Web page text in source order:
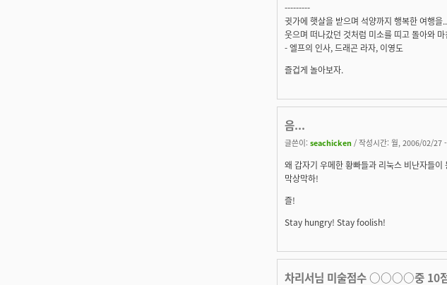
---------
귓가에 햇살을 받으며 석양까지 행복한 여행을
웃으며 떠나갔던 것처럼 미소를 띠고 돌아와
- 엘프의 인사, 드래곤 라자, 이영도
즐겁게 놀아보자.
음...
글쓴이: seachicken / 작성시간: 월, 2006/02/27
왜 갑자기 우메한 황빠들과 리눅스 비난자들
막상막하!
즐!
Stay hungry! Stay foolish!
차리서님 미술점수 ○○○○중 10점